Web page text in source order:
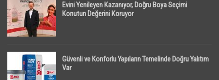
Evini Yenileyen Kazanıyor, Doğru Boya Seçimi
Konutun Değerini Koruyor
Güvenli ve Konforlu Yapıların Temelinde Doğru Yalıtım
Var